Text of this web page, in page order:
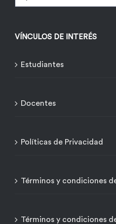
VÍNCULOS DE INTERÉS
Estudiantes
Docentes
Políticas de Privacidad
Términos y condiciones
Términos y condiciones